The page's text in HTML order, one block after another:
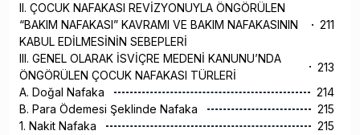
II. ÇOCUK NAFAKASI REVİZYONUYLA ÖNGÖRÜLEN
“BAKIM NAFAKASI” KAVRAMI VE BAKIM NAFAKASININ
KABUL EDİLMESİNİN SEBEPLERİ
211
III. GENEL OLARAK İSVİÇRE MEDENİ KANUNU’NDA
ÖNGÖRÜLEN ÇOCUK NAFAKASI TÜRLERİ
213
A. Doğal Nafaka
214
B. Para Ödemesi Şeklinde Nafaka
215
1. Nakit Nafaka
215